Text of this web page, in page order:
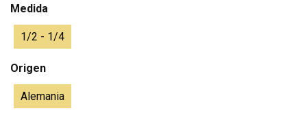
Medida
1/2 - 1/4
Origen
Alemania